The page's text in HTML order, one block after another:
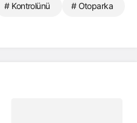
# Kontrolünü # Otoparka